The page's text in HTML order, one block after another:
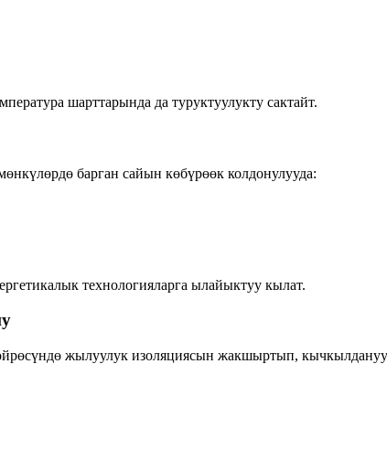
шарттарында да туруктуулукту сактайт.
барган сайын көбүрөөк колдонулууда:
технологияларга ылайыктуу кылат.
жылуулук изоляциясын жакшыртып,